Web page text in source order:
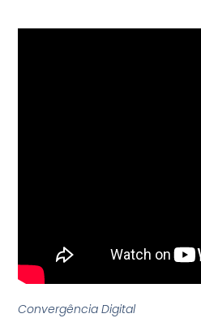
Convergência Digital